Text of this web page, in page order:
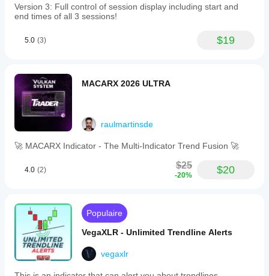
Version 3: Full control of session display including start and
end times of all 3 sessions!
5.0 (3) $19
MACARX 2026 ULTRA
raulmartinsde
🚀 MACARX Indicator - The Multi-Indicator Trend Fusion 🚀
4.0 (2) $25
-20% $20
Populaire
VegaXLR - Unlimited Trendline Alerts
vegaxlr